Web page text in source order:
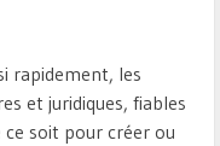
rapidement, les
et juridiques, fiables
soit pour créer ou